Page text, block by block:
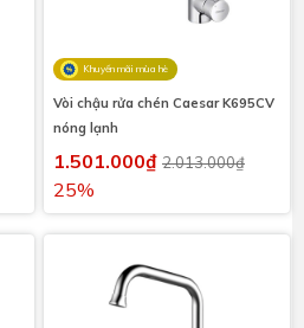
Khuyến mãi mùa hè
Vòi chậu rửa chén Caesar K695CV
nóng lạnh
1.501.000₫ 2.013.000₫
25%